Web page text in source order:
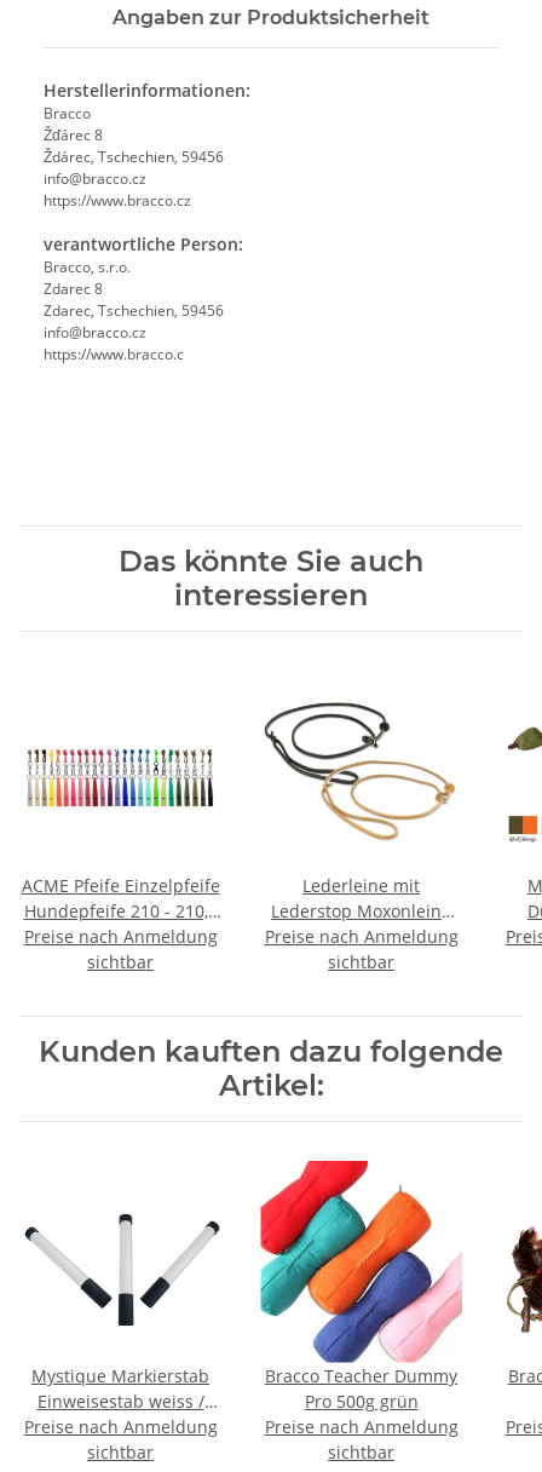
Angaben zur Produktsicherheit
Herstellerinformationen:
Bracco
Žďárec 8
Ždárec, Tschechien, 59456
info@bracco.cz
https://www.bracco.cz
verantwortliche Person:
Bracco, s.r.o.
Zdarec 8
Zdarec, Tschechien, 59456
info@bracco.cz
https://www.bracco.c
Das könnte Sie auch
interessieren
ACME Pfeife Einzelpfeife
Hundepfeife 210 - 210,5
- 211,5 - 212
Preise nach Anmeldung
sichtbar
Lederleine mit
Lederstop Moxonleine
Ledermoxon 6mm ca.
120cm
Preise nach Anmeldung
sichtbar
Kunden kauften dazu folgende
Artikel:
Mystique Markierstab
Einweisestab weiss /
schwarz im Set 3 Stück
Preise nach Anmeldung
sichtbar
Bracco Teacher Dummy
Pro 500g grün
Preise nach Anmeldung
sichtbar